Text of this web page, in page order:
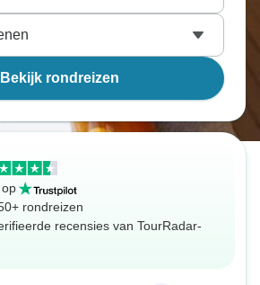
Bekijk rondreizen
rondreizen
recensies van TourRadar-